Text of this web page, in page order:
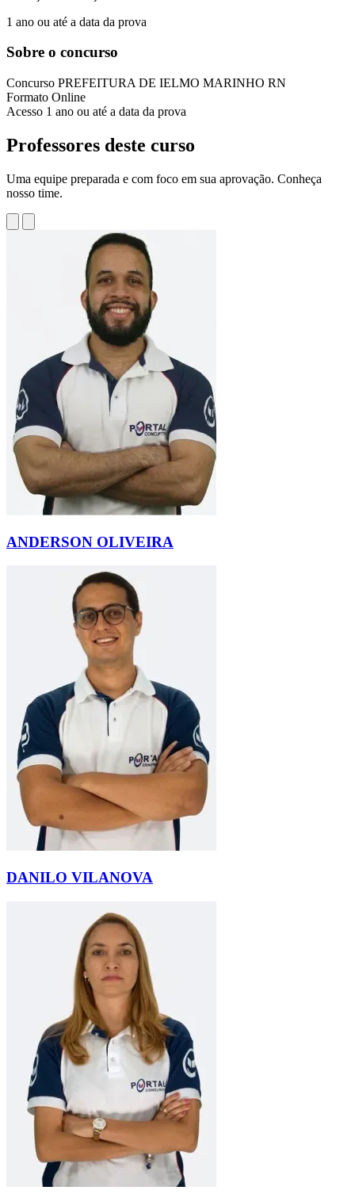
1 ano ou até a data da prova
Sobre o concurso
Concurso PREFEITURA DE IELMO MARINHO RN
Formato Online
Acesso 1 ano ou até a data da prova
Professores deste curso
Uma equipe preparada e com foco em sua aprovação. Conheça
nosso time.
ANDERSON OLIVEIRA
DANILO VILANOVA